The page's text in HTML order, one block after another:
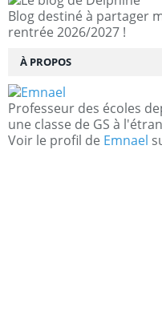
Blog destiné à partager
rentrée 2026/2027 !
À PROPOS
Professeur des écoles
une classe de GS à
Voir le profil de Emnael